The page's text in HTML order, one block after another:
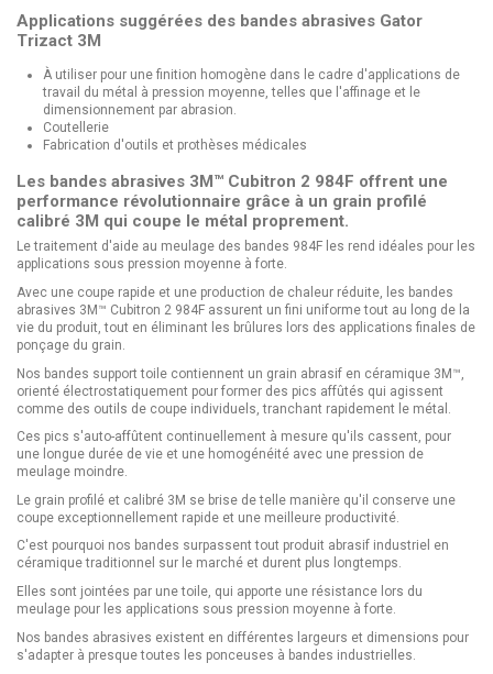
Applications suggérées des bandes abrasives Gator
Trizact 3M
À utiliser pour une finition homogène dans le cadre d'applications de
travail du métal à pression moyenne, telles que l'affinage et le
dimensionnement par abrasion.
Coutellerie
Fabrication d'outils et prothèses médicales
Les bandes abrasives 3M™ Cubitron 2 984F offrent une
performance révolutionnaire grâce à un grain profilé
calibré 3M qui coupe le métal proprement.
Le traitement d'aide au meulage des bandes 984F les rend idéales pour les
applications sous pression moyenne à forte.
Avec une coupe rapide et une production de chaleur réduite, les bandes
abrasives 3M™ Cubitron 2 984F assurent un fini uniforme tout au long de la
vie du produit, tout en éliminant les brûlures lors des applications finales de
ponçage du grain.
Nos bandes support toile contiennent un grain abrasif en céramique 3M™,
orienté électrostatiquement pour former des pics affûtés qui agissent
comme des outils de coupe individuels, tranchant rapidement le métal.
Ces pics s'auto-affûtent continuellement à mesure qu'ils cassent, pour
une longue durée de vie et une homogénéité avec une pression de
meulage moindre.
Le grain profilé et calibré 3M se brise de telle manière qu'il conserve une
coupe exceptionnellement rapide et une meilleure productivité.
C'est pourquoi nos bandes surpassent tout produit abrasif industriel en
céramique traditionnel sur le marché et durent plus longtemps.
Elles sont jointées par une toile, qui apporte une résistance lors du
meulage pour les applications sous pression moyenne à forte.
Nos bandes abrasives existent en différentes largeurs et dimensions pour
s'adapter à presque toutes les ponceuses à bandes industrielles.